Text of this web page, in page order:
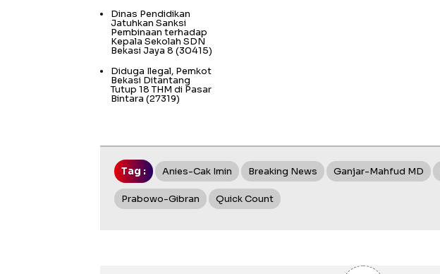
Dinas Pendidikan
Jatuhkan Sanksi
Pembinaan terhadap
Kepala Sekolah SDN
Bekasi Jaya 8 (30415)
Diduga Ilegal, Pemkot
Bekasi Ditantang
Tutup 18 THM di Pasar
Bintara (27319)
Tag : Anies-Cak Imin Breaking News Ganjar-Mahfud MD
Prabowo-Gibran Quick Count